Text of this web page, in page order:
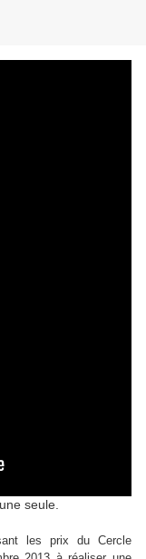
seule.
les prix du Cercle